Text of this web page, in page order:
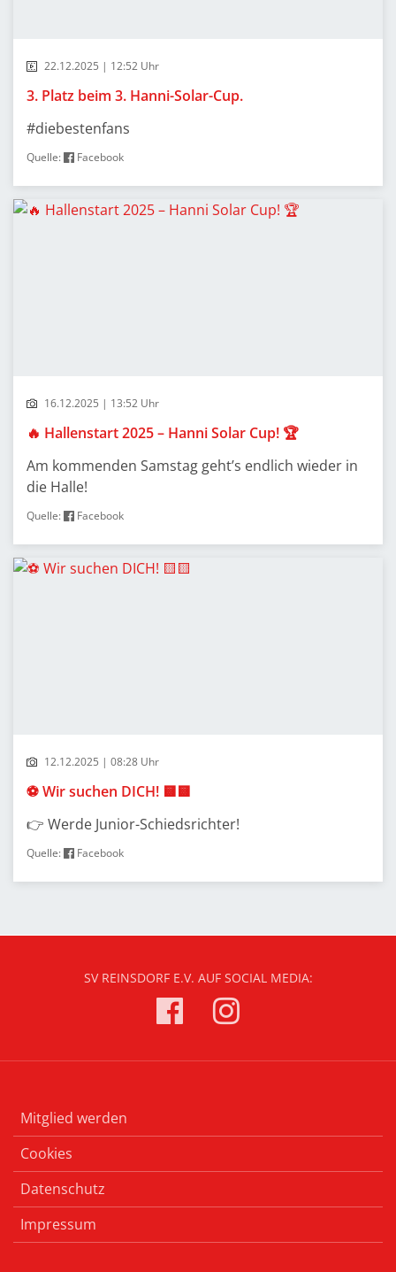
22.12.2025 | 12:52 Uhr
3. Platz beim 3. Hanni-Solar-Cup.
#diebestenfans
Quelle: Facebook
16.12.2025 | 13:52 Uhr
🔥 Hallenstart 2025 – Hanni Solar Cup! 🏆
Am kommenden Samstag geht’s endlich wieder in
die Halle!
Quelle: Facebook
12.12.2025 | 08:28 Uhr
⚽️ Wir suchen DICH! 🟨🟨
👉 Werde Junior-Schiedsrichter!
Quelle: Facebook
SV REINSDORF E.V. AUF SOCIAL MEDIA:
Mitglied werden
Cookies
Datenschutz
Impressum